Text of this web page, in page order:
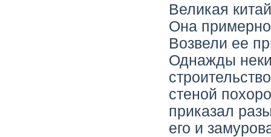
Великая
Она
Возвели ее
Однажды
стеной
приказал
его и